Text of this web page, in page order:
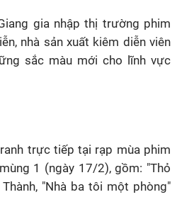
gia nhập thị trường phim
nhà sản xuất kiêm diễn viên
sắc màu mới cho lĩnh vực
trực tiếp tại rạp mùa phim
1 (ngày 17/2), gồm: "Thỏ
"Nhà ba tôi một phòng"